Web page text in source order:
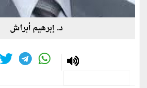
د. إبرهيم أبراش